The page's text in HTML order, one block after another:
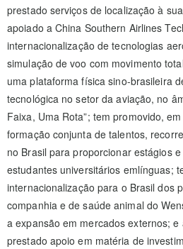
prestado serviços de localização à
apoiado a China Southern Airlines
internacionalização de tecnologias
simulação de voo com movimento
uma plataforma física sino-brasileira
tecnológica no setor da aviação, no
Faixa, Uma Rota”; tem promovido,
formação conjunta de talentos,
no Brasil para proporcionar estágios
estudantes universitários emlínguas;
internacionalização para o Brasil dos
companhia e de saúde animal do
a expansão em mercados externos; e
prestado apoio em matéria de